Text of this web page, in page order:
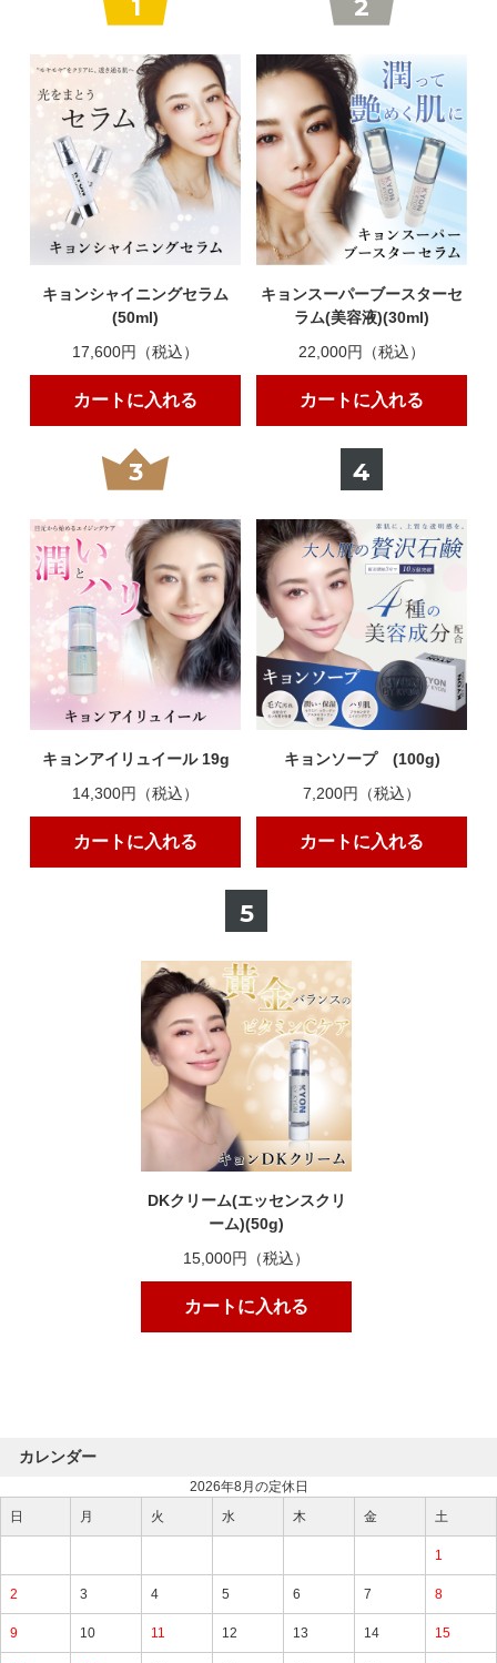
1
キョンシャイニングセラム
(50ml)
17,600円（税込）
カートに入れる
2
キョンスーパーブースターセ
ラム(美容液)(30ml)
22,000円（税込）
カートに入れる
3
キョンアイリュイール 19g
14,300円（税込）
カートに入れる
4
キョンソープ (100g)
7,200円（税込）
カートに入れる
5
DKクリーム(エッセンスクリ
ーム)(50g)
15,000円（税込）
カートに入れる
カレンダー
2026年8月の定休日
日
月 火 水 木 金 土
1
2 3 4 5 6 7 8
9 10 11 12 13 14 15